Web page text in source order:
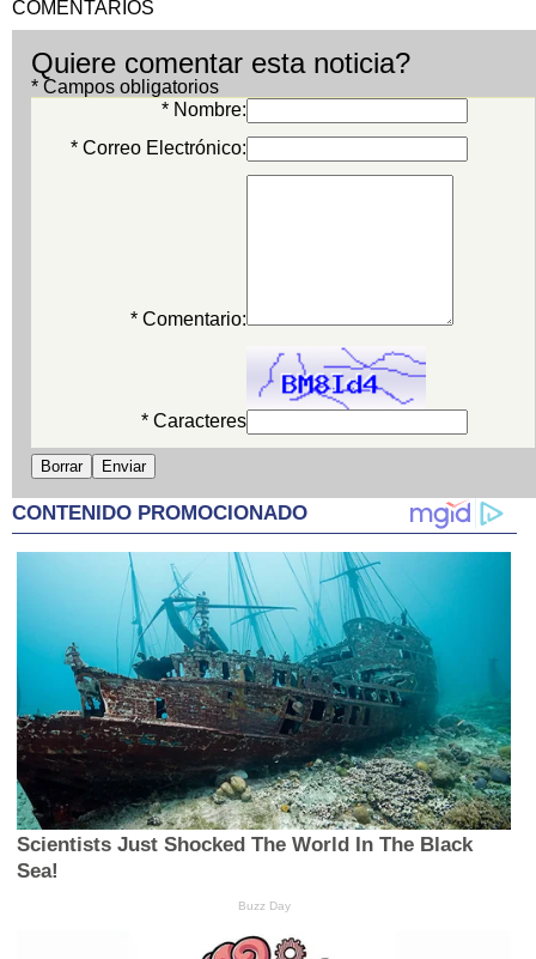
COMENTARIOS
Quiere comentar esta noticia?
* Campos obligatorios
* Nombre:
* Correo Electrónico:
* Comentario:
* Caracteres